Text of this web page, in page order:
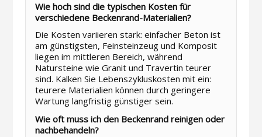
Wie hoch sind die typischen Kosten für
verschiedene Beckenrand-Materialien?
Die Kosten variieren stark: einfacher Beton ist
am günstigsten, Feinsteinzeug und Komposit
liegen im mittleren Bereich, während
Natursteine wie Granit und Travertin teurer
sind. Kalken Sie Lebenszykluskosten mit ein:
teurere Materialien können durch geringere
Wartung langfristig günstiger sein.
Wie oft muss ich den Beckenrand reinigen oder
nachbehandeln?